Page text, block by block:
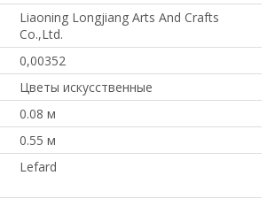
Liaoning Longjiang Arts And Crafts
Co.,Ltd.
0,00352
Цветы искусственные
0.08 м
0.55 м
Lefard